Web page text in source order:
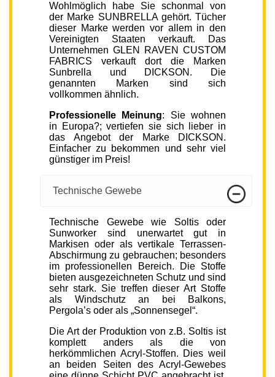
Wohlmöglich habe Sie schonmal von
der Marke SUNBRELLA gehört. Tücher
dieser Marke werden vor allem in den
Vereinigten Staaten verkauft. Das
Unternehmen GLEN RAVEN CUSTOM
FABRICS verkauft dort die Marken
Sunbrella und DICKSON. Die
genannten Marken sind sich
vollkommen ähnlich.
Professionelle Meinung: Sie wohnen
in Europa?; vertiefen sie sich lieber in
das Angebot der Marke DICKSON.
Einfacher zu bekommen und sehr viel
günstiger im Preis!
Technische Gewebe
Technische Gewebe wie Soltis oder
Sunworker sind unerwartet gut in
Markisen oder als vertikale Terrassen-
Abschirmung zu gebrauchen; besonders
im professionellen Bereich. Die Stoffe
bieten ausgezeichneten Schutz und sind
sehr stark. Sie treffen dieser Art Stoffe
als Windschutz an bei Balkons,
Pergola’s oder als „Sonnensegel“.
Die Art der Produktion von z.B. Soltis ist
komplett anders als die von
herkömmlichen Acryl-Stoffen. Dies weil
an beiden Seiten des Acryl-Gewebes